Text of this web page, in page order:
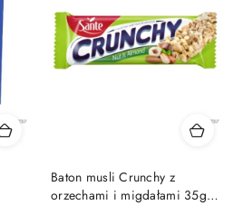
Baton musli Crunchy z
orzechami i migdałami 35g